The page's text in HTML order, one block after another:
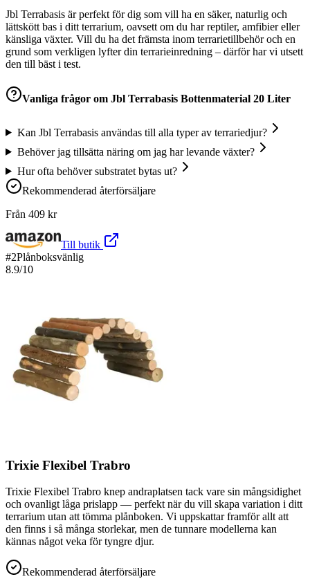
Jbl Terrabasis är perfekt för dig som vill ha en säker, naturlig och
lättskött bas i ditt terrarium, oavsett om du har reptiler, amfibier eller
känsliga växter. Vill du ha det främsta inom terrarietillbehör och en
grund som verkligen lyfter din terrarieinredning – därför har vi utsett
den till bäst i test.
Vanliga frågor om Jbl Terrabasis Bottenmaterial 20 Liter
Kan Jbl Terrabasis användas till alla typer av terrariedjur?
Behöver jag tillsätta näring om jag har levande växter?
Hur ofta behöver substratet bytas ut?
Rekommenderad återförsäljare
Från 409 kr
Till butik
#2Plånboksvänlig
8.9/10
Trixie Flexibel Trabro
Trixie Flexibel Trabro knep andraplatsen tack vare sin mångsidighet
och ovanligt låga prislapp — perfekt när du vill skapa variation i ditt
terrarium utan att tömma plånboken. Vi uppskattar framför allt att
den finns i så många storlekar, men de tunnare modellerna kan
kännas något veka för tyngre djur.
Rekommenderad återförsäljare